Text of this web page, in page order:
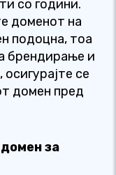
со години.
доменот на
подоцна, тоа
брендирање и
осигурајте се
домен пред
за